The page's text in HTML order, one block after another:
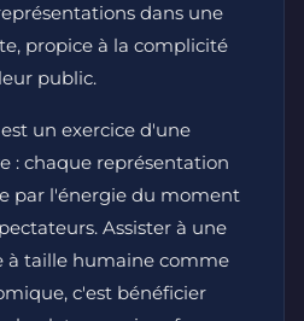
dans une
propice à la complicité
public.
un exercice d'une
: chaque représentation
par l'énergie du moment
Assister à une
à taille humaine comme
c'est bénéficier